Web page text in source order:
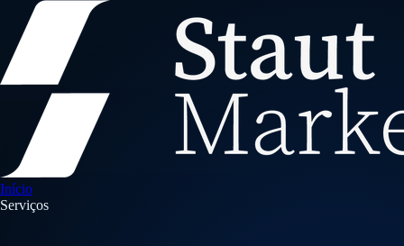
Início
Serviços